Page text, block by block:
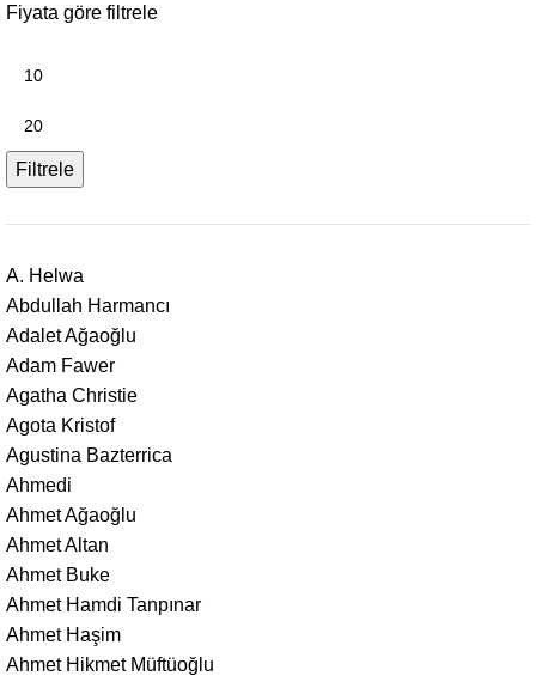
Fiyata göre filtrele
Filtrele
A. Helwa
Abdullah Harmancı
Adalet Ağaoğlu
Adam Fawer
Agatha Christie
Agota Kristof
Agustina Bazterrica
Ahmedi
Ahmet Ağaoğlu
Ahmet Altan
Ahmet Buke
Ahmet Hamdi Tanpınar
Ahmet Haşim
Ahmet Hikmet Müftüoğlu